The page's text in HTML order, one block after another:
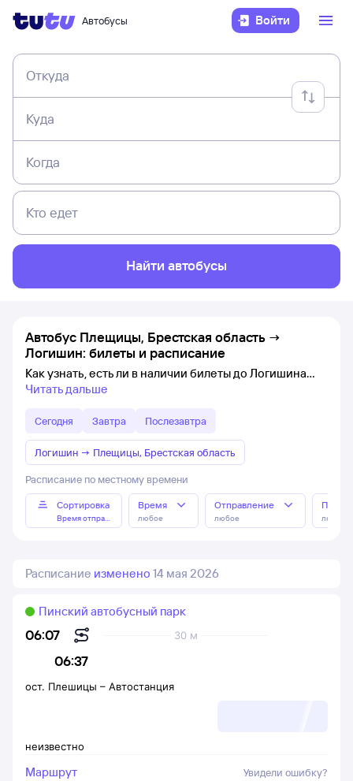
Автобусы Войти
Откуда
Куда
Когда
Кто едет
Найти автобусы
Автобус Плещицы, Брестская область →
Логишин: билеты и расписание
Как узнать, есть ли в наличии билеты до Логишина
Читать дальше
Сегодня Завтра Послезавтра
Логишин → Плещицы, Брестская область
Расписание по местному времени
Сортировка
Время отправления
Время
любое
Отправление
любое любое
Расписание изменено 14 мая 2026
06:07
06:37
30 м
Пинский автобусный парк
неизвестно
ост. Плешицы – Автостанция
Маршрут Увидели ошибку?